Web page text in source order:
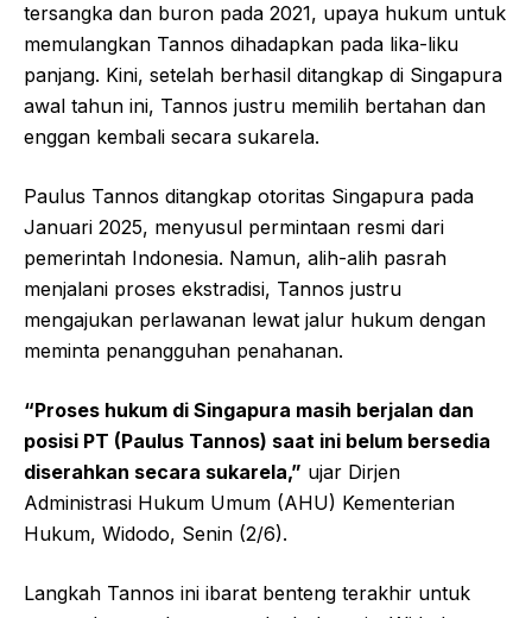
tersangka dan buron pada 2021, upaya hukum untuk
memulangkan Tannos dihadapkan pada lika-liku
panjang. Kini, setelah berhasil ditangkap di Singapura
awal tahun ini, Tannos justru memilih bertahan dan
enggan kembali secara sukarela.
Paulus Tannos ditangkap otoritas Singapura pada
Januari 2025, menyusul permintaan resmi dari
pemerintah Indonesia. Namun, alih-alih pasrah
menjalani proses ekstradisi, Tannos justru
mengajukan perlawanan lewat jalur hukum dengan
meminta penangguhan penahanan.
“Proses hukum di Singapura masih berjalan dan
posisi PT (Paulus Tannos) saat ini belum bersedia
diserahkan secara sukarela,” ujar Dirjen
Administrasi Hukum Umum (AHU) Kementerian
Hukum, Widodo, Senin (2/6).
Langkah Tannos ini ibarat benteng terakhir untuk